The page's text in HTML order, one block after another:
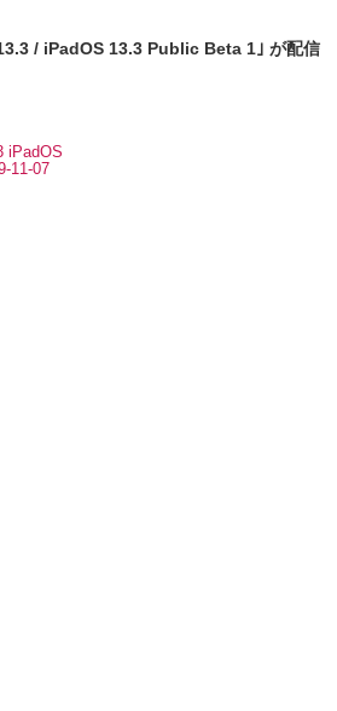
13.3 / iPadOS 13.3 Public Beta 1｣ が配信
11-07
iPadOS